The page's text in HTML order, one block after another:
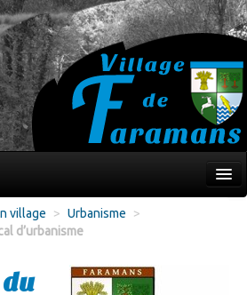
village > Urbanisme
>
d’urbanisme